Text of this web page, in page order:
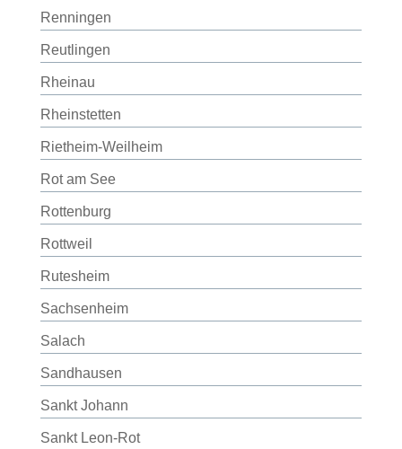
Renningen
Reutlingen
Rheinau
Rheinstetten
Rietheim-Weilheim
Rot am See
Rottenburg
Rottweil
Rutesheim
Sachsenheim
Salach
Sandhausen
Sankt Johann
Sankt Leon-Rot